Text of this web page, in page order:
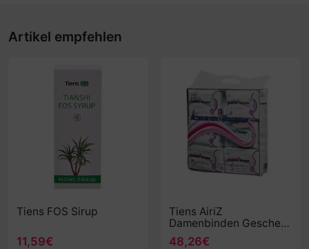
Artikel empfehlen
Tiens FOS Sirup
11,59€
Tiens AiriZ
Damenbinden Geschenk
Set
48,26€